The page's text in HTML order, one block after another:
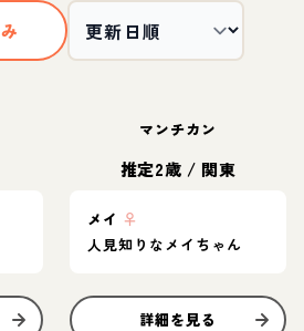
マンチカン
推定2歳 / 関東
メイ ♀
人見知りなメイちゃん
詳細を見る